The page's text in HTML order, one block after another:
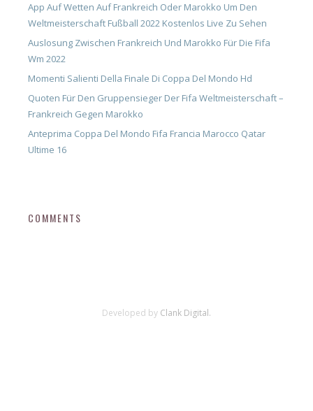
App Auf Wetten Auf Frankreich Oder Marokko Um Den
Weltmeisterschaft Fußball 2022 Kostenlos Live Zu Sehen
Auslosung Zwischen Frankreich Und Marokko Für Die Fifa
Wm 2022
Momenti Salienti Della Finale Di Coppa Del Mondo Hd
Quoten Für Den Gruppensieger Der Fifa Weltmeisterschaft –
Frankreich Gegen Marokko
Anteprima Coppa Del Mondo Fifa Francia Marocco Qatar
Ultime 16
COMMENTS
Developed by Clank Digital.